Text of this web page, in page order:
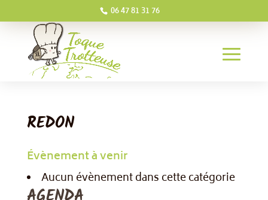
06 47 81 31 76
REDON
Évènement à venir
Aucun évènement dans cette catégorie